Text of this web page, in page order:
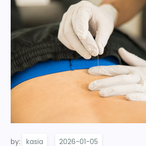
by: kasia